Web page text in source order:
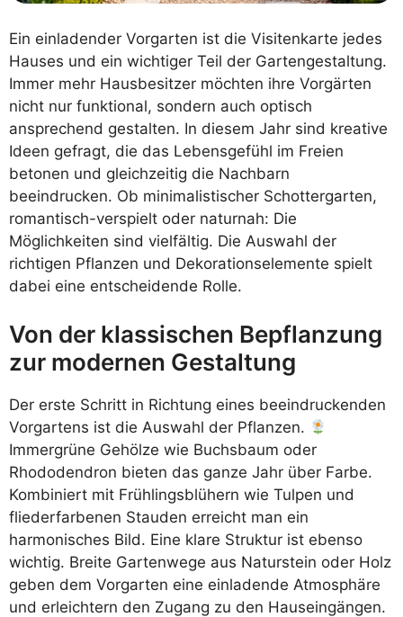
Ein einladender Vorgarten ist die Visitenkarte jedes
Hauses und ein wichtiger Teil der Gartengestaltung.
Immer mehr Hausbesitzer möchten ihre Vorgärten
nicht nur funktional, sondern auch optisch
ansprechend gestalten. In diesem Jahr sind kreative
Ideen gefragt, die das Lebensgefühl im Freien
betonen und gleichzeitig die Nachbarn
beeindrucken. Ob minimalistischer Schottergarten,
romantisch-verspielt oder naturnah: Die
Möglichkeiten sind vielfältig. Die Auswahl der
richtigen Pflanzen und Dekorationselemente spielt
dabei eine entscheidende Rolle.
Von der klassischen Bepflanzung
zur modernen Gestaltung
Der erste Schritt in Richtung eines beeindruckenden
Vorgartens ist die Auswahl der Pflanzen.
Immergrüne Gehölze wie Buchsbaum oder
Rhododendron bieten das ganze Jahr über Farbe.
Kombiniert mit Frühlingsblühern wie Tulpen und
fliederfarbenen Stauden erreicht man ein
harmonisches Bild. Eine klare Struktur ist ebenso
wichtig. Breite Gartenwege aus Naturstein oder Holz
geben dem Vorgarten eine einladende Atmosphäre
und erleichtern den Zugang zu den Hauseingängen.